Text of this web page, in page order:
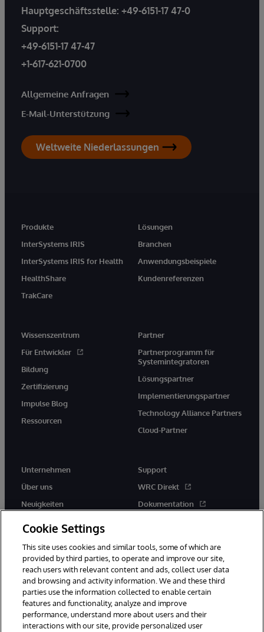
Hauptgeschäftsstelle: +49-6151-17 47-0
Support:
+49-6151-17 47-47
+1-617-621-0700
Allgemeine Anfragen
E-Mail-Unterstützung
Weltweite Niederlassungen
Produkte
InterSystems IRIS
InterSystems IRIS for Health
HealthShare
TrakCare
Lösungen
Branchen
Anwendungsbeispiele
Kundenreferenzen
Wissenszentrum
Für Entwickler
Bildung
Zertifizierung
Impulse Blog
Ressourcen
Partner
Partnerprogramm für
Systemintegratoren
Lösungspartner
Implementierungspartner
Technology Alliance Partners
Cloud-Partner
Unternehmen
Über uns
Neuigkeiten
Support
WRC Direkt
Dokumentation
© 1996-2026 InterSystems Corporation, Boston, MA. Alle Rechte
vorbehalten.
Cookie Settings
This site uses cookies and similar tools, some of which are
provided by third parties, to operate and improve our site,
reach users with relevant content and ads, collect user data
and browsing and activity information. We and these third
parties use the information collected to enable certain
features and functionality, analyze and improve
performance, understand more about users and their
interactions with our site, provide personalized user